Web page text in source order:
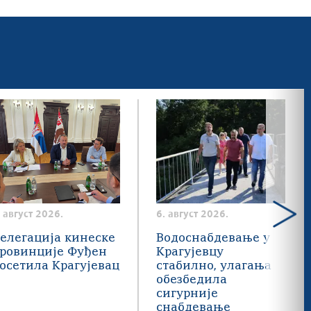
август 2026.
кинеске
Фуђен
Крагујевац
6. август 2026.
Водоснабдевање у
Крагујевцу
стабилно, улагања
обезбедила
сигурније
снабдевање